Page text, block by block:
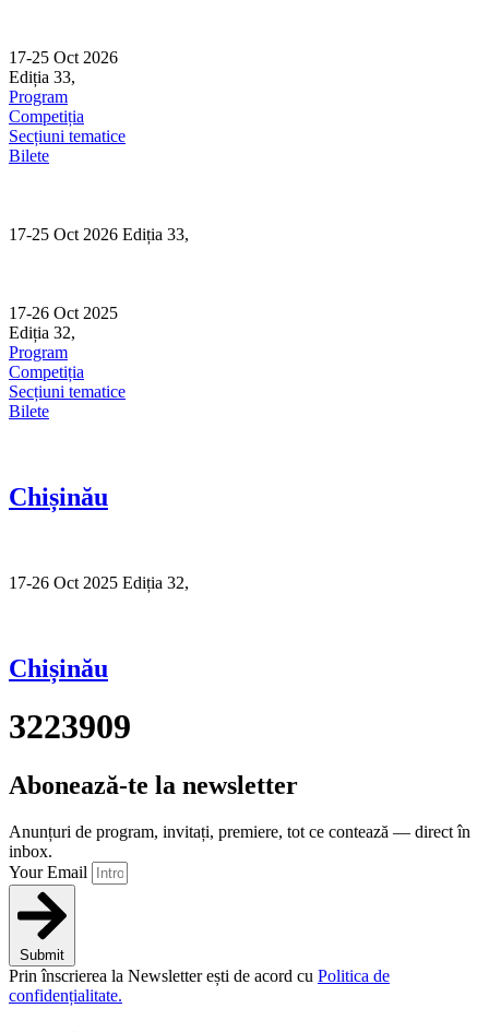
content
17-25 Oct 2026
Ediția 33,
Program
Competiția
Secțiuni tematice
Bilete
17-25 Oct 2026 Ediția 33,
17-26 Oct 2025
Ediția 32,
Program
Competiția
Secțiuni tematice
Bilete
Chișinău
17-26 Oct 2025 Ediția 32,
Chișinău
3223909
Abonează-te la newsletter
Anunțuri de program, invitați, premiere, tot ce contează — direct în
inbox.
Your Email
Submit
Prin înscrierea la Newsletter ești de acord cu Politica de
confidențialitate.